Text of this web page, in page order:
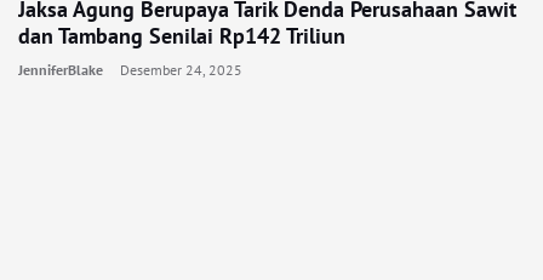
Jaksa Agung Berupaya Tarik Denda Perusahaan Sawit
dan Tambang Senilai Rp142 Triliun
JenniferBlake Desember 24, 2025